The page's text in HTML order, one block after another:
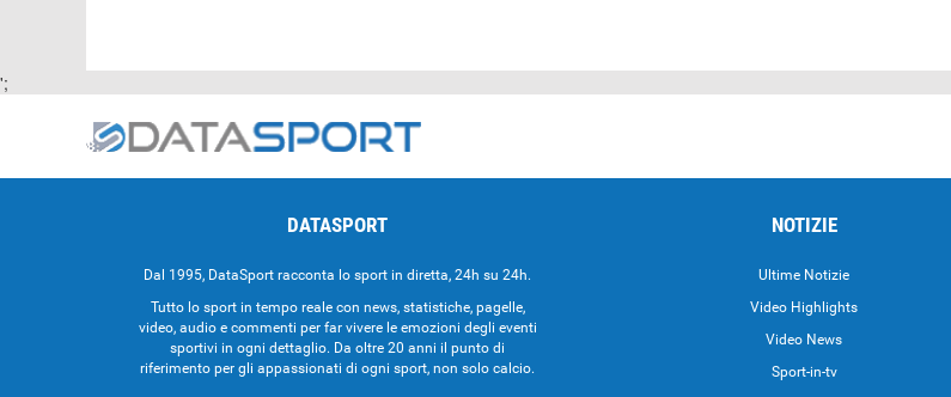
';
DATASPORT
Dal 1995, DataSport racconta lo sport in diretta, 24h su 24h.
Tutto lo sport in tempo reale con news, statistiche, pagelle,
video, audio e commenti per far vivere le emozioni degli eventi
sportivi in ogni dettaglio. Da oltre 20 anni il punto di
riferimento per gli appassionati di ogni sport, non solo calcio.
NOTIZIE
Ultime Notizie
Video Highlights
Video News
Sport-in-tv